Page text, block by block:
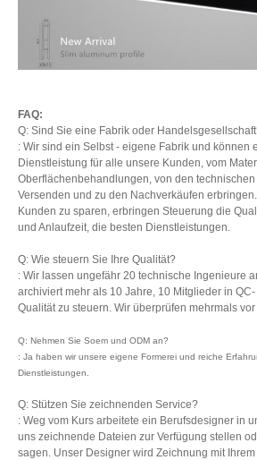
FAQ:
Q: Sind Sie eine Fabrik oder
: Wir sind ein Selbst - eigene Fabrik und können
Dienstleistung für alle unsere Kunden, vom
Oberflächenbehandlungen, von den technischen
Versenden und zu den Nachverkäufen
Kunden zu sparen, erbringen Steuerung die
und Anlaufzeit, die besten Dienstleistungen.
Q: Wie steuern Sie Ihre Qualität?
: Wir lassen ungefähr 20 technische Ingenieure
archiviert mehr als 10 Jahre, 10 Mitglieder in
Qualität zu steuern. Wir überprüfen mehrmals vor
Q: Nehmen Sie Soem und ODM an?
: Ja haben wir unsere eigene Formerei und reiche
Dienstleistungen.
Q: Stützen Sie zeichnenden Service?
: Weg vom Kurs arbeitete ein Berufsdesigner in
uns zeichnende Dateien zur Verfügung stellen
sagen. Unser Designer wird Zeichnung mit Ihrem